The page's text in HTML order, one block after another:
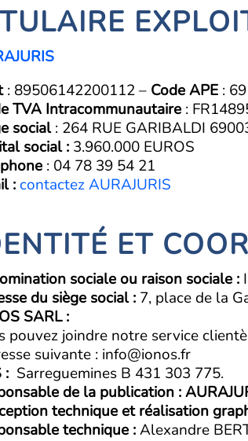
: 89506142200112– Code APE :
TVA Intracommunautaire :
social : 264 RUE GARIBALDI
social : 3.960.000 EUROS
: 04 78 39 54 21
: contactez AURAJURIS
ET
sociale ou raison sociale :
du siège social : 7, place de la
SARL :
pouvez joindre notre service
suivante : info@ionos.fr
: Sarreguemines B 431 303 775.
de la publication :
technique et réalisation
technique :Alexandre